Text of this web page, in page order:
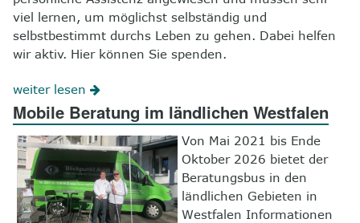
viel lernen, um möglichst selbständig und
selbstbestimmt durchs Leben zu gehen. Dabei helfen
wir aktiv. Hier können Sie spenden.
weiter lesen
Mobile Beratung im ländlichen Westfalen
Von Mai 2021 bis Ende
Oktober 2026 bietet der
Beratungsbus in den
ländlichen Gebieten in
Westfalen Informationen